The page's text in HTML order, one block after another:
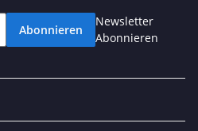
Abonnieren
Newsletter
Abonnieren